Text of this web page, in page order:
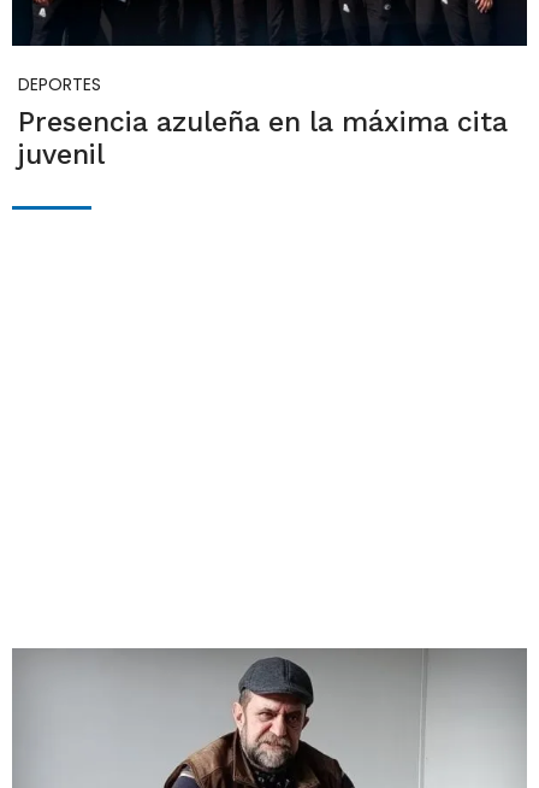
DEPORTES
Presencia azuleña en la máxima cita
juvenil